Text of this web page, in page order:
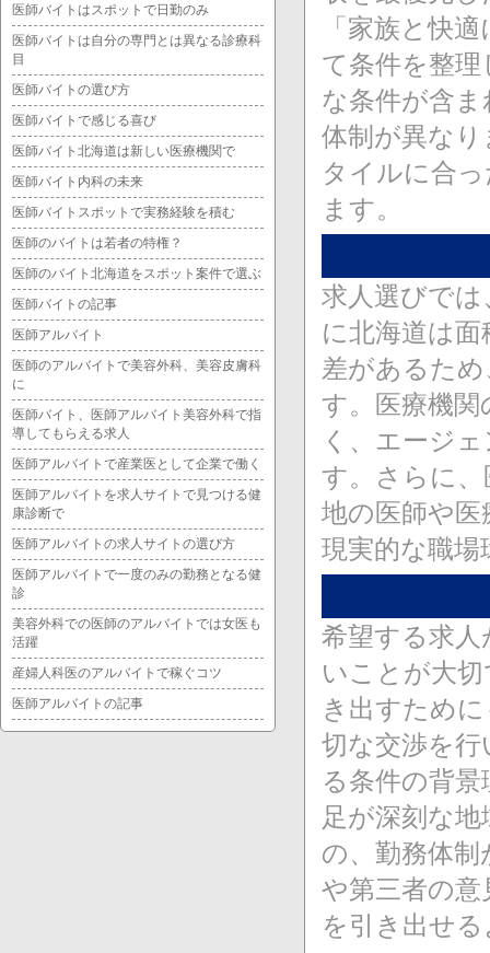
「家族と快
て条件を整
な条件が含
体制が異な
タイルに合
ます。
求人選びで
に北海道は
差があるた
す。医療機
く、エージ
す。さらに
地の医師や
現実的な職
希望する求
いことが大
き出すため
切な交渉を
る条件の背
足が深刻な
の、勤務体
や第三者の
を引き出せ
医師バイトはスポットで日勤のみ
医師バイトは自分の専門とは異なる診療科
目
医師バイトの選び方
医師バイトで感じる喜び
医師バイト北海道は新しい医療機関で
医師バイト内科の未来
医師バイトスポットで実務経験を積む
医師のバイトは若者の特権？
医師のバイト北海道をスポット案件で選ぶ
医師バイトの記事
医師アルバイト
医師のアルバイトで美容外科、美容皮膚科
に
医師バイト、医師アルバイト美容外科で指
導してもらえる求人
医師アルバイトで産業医として企業で働く
医師アルバイトを求人サイトで見つける健
康診断で
医師アルバイトの求人サイトの選び方
医師アルバイトで一度のみの勤務となる健
診
美容外科での医師のアルバイトでは女医も
活躍
産婦人科医のアルバイトで稼ぐコツ
医師アルバイトの記事